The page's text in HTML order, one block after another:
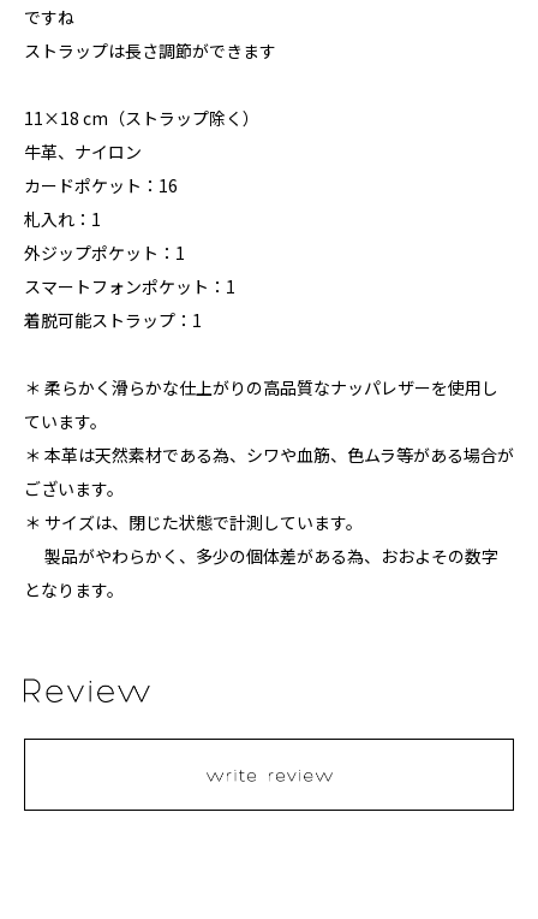
ですね
ストラップは長さ調節ができます
11×18 cm（ストラップ除く）
牛革、ナイロン
カードポケット：16
札入れ：1
外ジップポケット：1
スマートフォンポケット：1
着脱可能ストラップ：1
＊ 柔らかく滑らかな仕上がりの高品質なナッパレザーを使用し
ています。
＊ 本革は天然素材である為、シワや血筋、色ムラ等がある場合が
ございます。
＊ サイズは、閉じた状態で計測しています。
製品がやわらかく、多少の個体差がある為、おおよその数字
となります。